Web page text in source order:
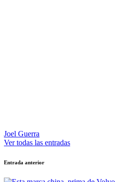
Joel Guerra
Ver todas las entradas
Navegación
de
Entrada anterior